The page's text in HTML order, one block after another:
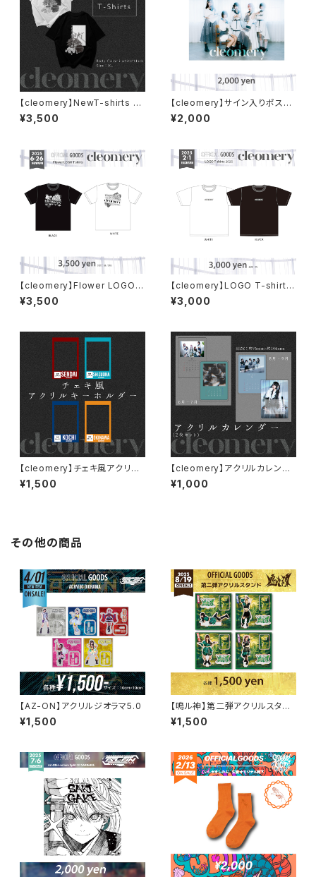
【cleomery】NewT-shirts 20
26
¥3,500
【cleomery】サイン入りポスタ
ー
¥2,000
【cleomery】Flower LOGO T
-shirts 2025
¥3,500
【cleomery】LOGO T-shirts
2025
¥3,000
【cleomery】チェキ風アクリル
キーホルダー
¥1,500
【cleomery】アクリルカレンダ
ー
¥1,000
その他の商品
【AZ-ON】アクリルジオラマ5.0
¥1,500
【鳴ル神】第二弾アクリルスタン
ド
¥1,500